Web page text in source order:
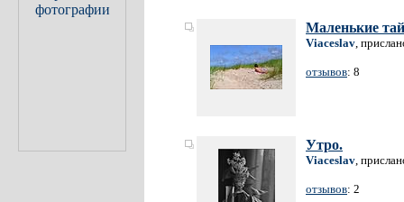
Маленькие
Viaceslav,
отзывов: 8
Утро.
Viaceslav,
отзывов: 2